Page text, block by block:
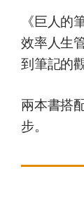
《巨人的
效率人生
到筆記的
兩本書搭
步。